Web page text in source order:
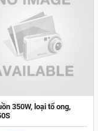
350W, loại tổ ong,